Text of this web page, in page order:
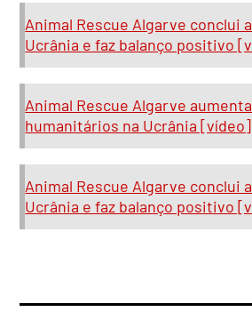
Animal Rescue Algarve conclui
Ucrânia e faz balanço positivo
Animal Rescue Algarve
humanitários na Ucrânia [vídeo]
Animal Rescue Algarve conclui
Ucrânia e faz balanço positivo